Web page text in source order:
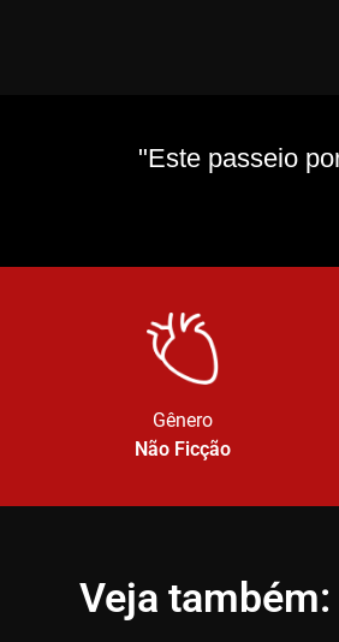
"Este passeio
Gênero
Não Ficção
Veja também: